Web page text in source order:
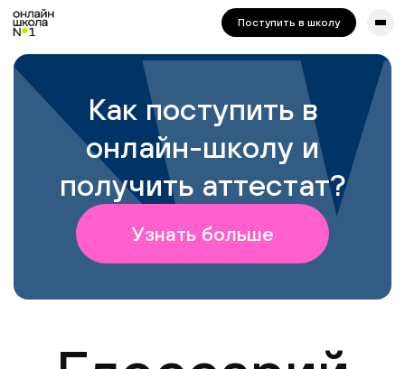
сайта. Для корректной работы попробуйте отключить VPN.
Поступить в школу
Как поступить в
онлайн-школу и
получить аттестат?
Узнать больше